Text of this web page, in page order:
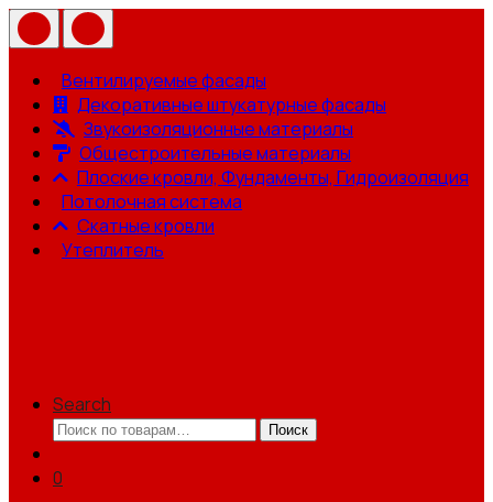
Вентилируемые фасады
Декоративные штукатурные фасады
Звукоизоляционные материалы
Общестроительные материалы
Плоские кровли, Фундаменты, Гидроизоляция
Потолочная система
Скатные кровли
Утеплитель
Search
Искать:
Поиск
0